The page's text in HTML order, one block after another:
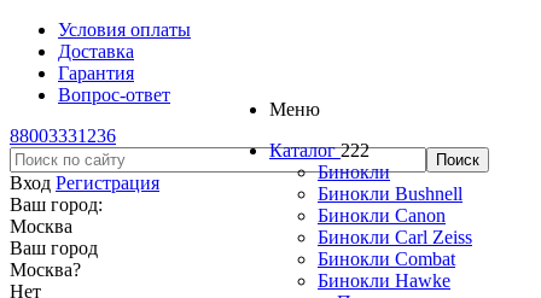
Условия оплаты
Доставка
Гарантия
Вопрос-ответ
88003331236
Вход Регистрация
Ваш город:
Москва
Ваш город
Москва?
Нет
Меню
Каталог 222
Бинокли
Бинокли Bushnell
Бинокли Canon
Бинокли Carl Zeiss
Бинокли Combat
Бинокли Hawke